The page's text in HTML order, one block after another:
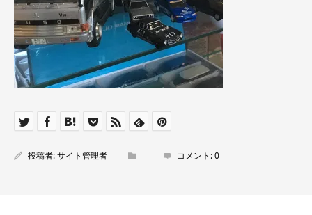
投稿者:サイト管理者 コメント:0